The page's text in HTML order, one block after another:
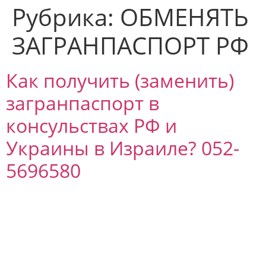
Рубрика: ОБМЕНЯТЬ
ЗАГРАНПАСПОРТ РФ
Как получить (заменить)
загранпаспорт в
консульствах РФ и
Украины в Израиле? 052-
5696580